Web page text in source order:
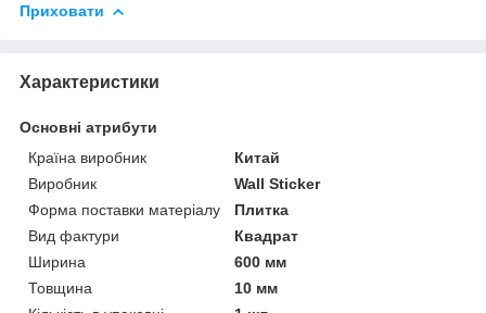
Приховати
Характеристики
Основні атрибути
Країна виробник
Китай
Виробник
Wall Sticker
Форма поставки матеріалу
Плитка
Вид фактури
Квадрат
Ширина
600 мм
Товщина
10 мм